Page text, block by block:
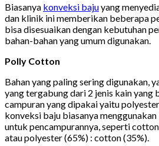
Biasanya konveksi bajuyang
dan klinik ini memberikan beberapa
bisa disesuaikan dengan kebutuhan
bahan-bahan yang umum digunakan.
Polly Cotton
Bahan yang paling sering digunakan,
yang tergabung dari 2 jenis kain yang
campuran yang dipakai yaitu
konveksi baju biasanya
untuk pencampurannya, seperti
atau polyester (65%) : cotton (35%).